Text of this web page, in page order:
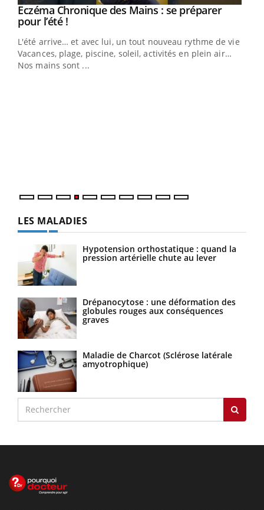
Youtube
Eczéma Chronique des Mains : se préparer
pour l’été !Youtube
L'été arrive… et avec lui, un tout nouveau rythme de vie !
Vacances, plage, piscine, soleil, activités en plein air…
Nos mains sont ...
LES MALADIES
Hypotension orthostatique : quand la
pression artérielle chute au lever
Drépanocytose : une déformation des
globules rouges aux conséquences
graves
Maladie de Charcot (Sclérose latérale
amyotrophique)